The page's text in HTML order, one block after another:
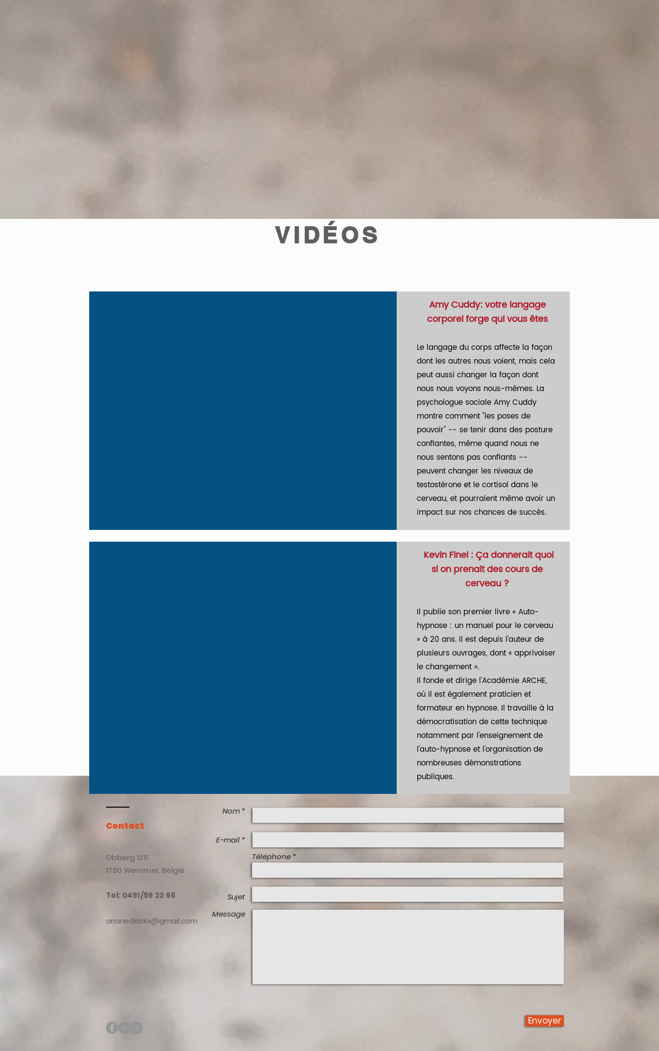
VIDÉOS
Amy Cuddy: votre langage
corporel forge qui vous êtes
Le langage du corps affecte la façon
dont les autres nous voient, mais cela
peut aussi changer la façon dont
nous nous voyons nous-mêmes. La
psychologue sociale Amy Cuddy
montre comment "les poses de
pouvoir" -- se tenir dans des posture
confiantes, même quand nous ne
nous sentons pas confiants --
peuvent changer les niveaux de
testostérone et le cortisol dans le
cerveau, et pourraient même avoir un
impact sur nos chances de succès.
Kevin Finel :Çadonnerait quoi
si on prenait des cours de
cerveau ?
Il publie son premier livre « Auto-
hypnose : un manuel pour le cerveau
» à 20 ans. Il est depuis l'auteur de
plusieurs ouvrages, dont « apprivoiser
le changement ».
Il fonde et dirige l'Académie ARCHE,
où il est également praticien et
formateur en hypnose. Il travaille à la
démocratisation de cette technique
notamment par l'enseignement de
l'auto-hypnose et l'organisation de
nombreuses démonstrations
publiques.
Contact
Obberg 125
1780 Wemmel, België
Tel: 0491/59 22 98
arianedirickx@gmail.com
Nom *
E-mail *
Téléphone
Sujet
Message
Envoyer